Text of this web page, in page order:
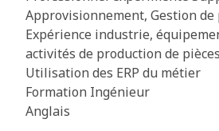
Approvisionnement, Gestion
Expérience industrie,
activités de production de pièces
Utilisation des ERP du métier
Formation Ingénieur
Anglais